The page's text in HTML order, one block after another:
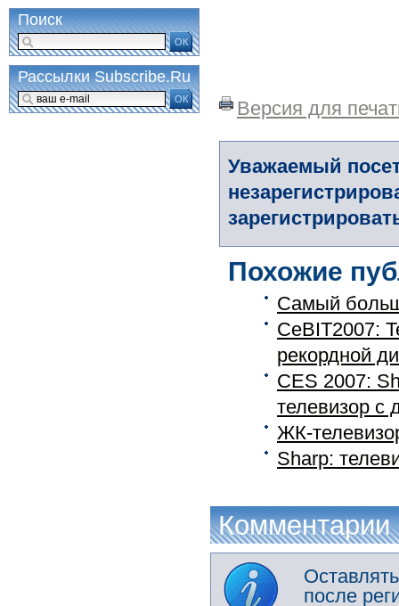
Версия для
Уважаемый
Похожие
Самый
CeBIT2007:
рекордной
CES 2007:
телевизор с
ЖК-
Sharp:
Комментарии
после
Поиск
ОК
Рассылки Subscribe.Ru
ОК